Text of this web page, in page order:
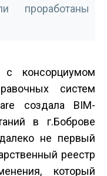
проработаны
с консорциумом
систем
создала BIM­
в г.Боброве
не первый
реестр
который